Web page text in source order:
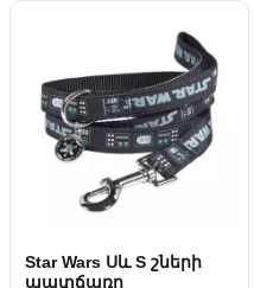
Star Wars Սև S շների
պատճառը